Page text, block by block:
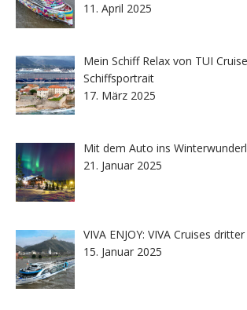
11. April 2025
Mein Schiff Relax von TUI
Schiffsportrait
17. März 2025
Mit dem Auto ins
21. Januar 2025
VIVA ENJOY: VIVA Cruises
15. Januar 2025